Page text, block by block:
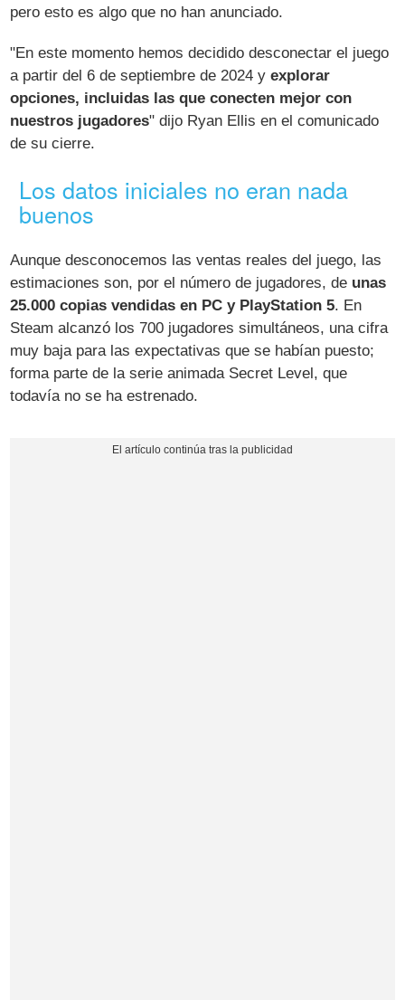
pero esto es algo que no han anunciado.
"En este momento hemos decidido desconectar el juego
a partir del 6 de septiembre de 2024 yexplorar
opciones, incluidas las que conecten mejor con
nuestros jugadores" dijo Ryan Ellis en el comunicado
de su cierre.
Los datos iniciales no eran nada
buenos
Aunque desconocemos las ventas reales del juego, las
estimaciones son, por el número de jugadores, de unas
25.000 copias vendidas en PC y PlayStation 5. En
Steam alcanzó los 700 jugadores simultáneos, una cifra
muy baja para las expectativas que se habían puesto;
forma parte de la serie animada Secret Level, que
todavía no se ha estrenado.